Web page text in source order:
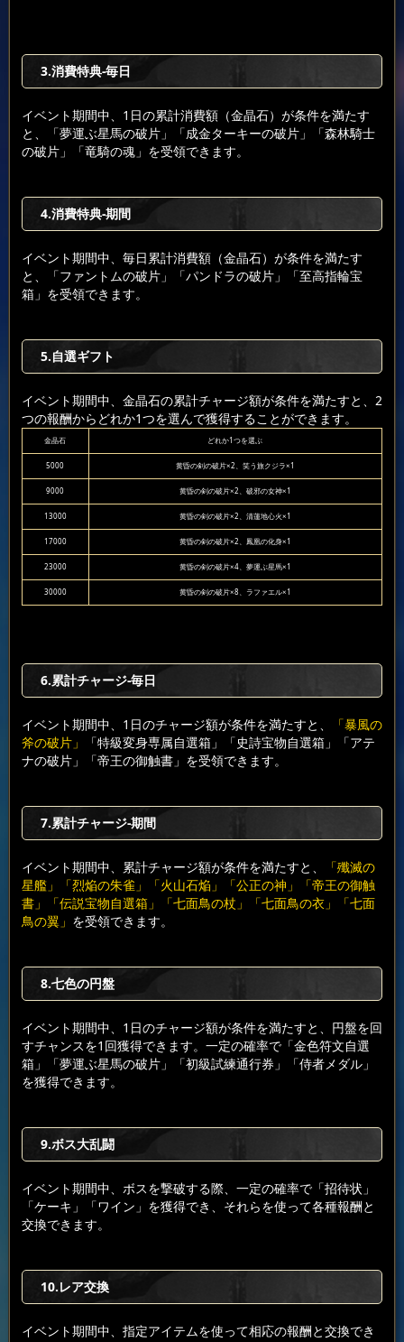
3.消費特典-毎日
イベント期間中、1日の累計消費額（金晶石）が条件を満たす
と、「夢運ぶ星馬の破片」「成金ターキーの破片」「森林騎士
の破片」「竜騎の魂」を受領できます。
4.消費特典-期間
イベント期間中、毎日累計消費額（金晶石）が条件を満たす
と、「ファントムの破片」「パンドラの破片」「至高指輪宝
箱」を受領できます。
5.自選ギフト
イベント期間中、金晶石の累計チャージ額が条件を満たすと、2
つの報酬からどれか1つを選んで獲得することができます。
金晶石 どれか1つを選ぶ
5000 黄昏の剣の破片×2、笑う旅クジラ×1
9000 黄昏の剣の破片×2、破邪の女神×1
13000 黄昏の剣の破片×2、清蓮地心火×1
17000 黄昏の剣の破片×2、鳳凰の化身×1
23000 黄昏の剣の破片×4、夢運ぶ星馬×1
30000 黄昏の剣の破片×8、ラファエル×1
6.累計チャージ-毎日
イベント期間中、1日のチャージ額が条件を満たすと、
「暴風の
斧の破片」
「特級変身専属自選箱」「史詩宝物自選箱」「アテ
ナの破片」「帝王の御触書」を受領できます。
7.累計チャージ-期間
イベント期間中、累計チャージ額が条件を満たすと、
「殲滅の
星艦」「烈焔の朱雀」「火山石焔」「公正の神」「帝王の御触
書」「伝説宝物自選箱」「七面鳥の杖」「七面鳥の衣」「七面
鳥の翼」 を受領できます。
8.七色の円盤
イベント期間中、1日のチャージ額が条件を満たすと、円盤を回
すチャンスを1回獲得できます。一定の確率で「金色符文自選
箱」「夢運ぶ星馬の破片」「初級試練通行券」「侍者メダル」
を獲得できます。
9.ボス大乱闘
イベント期間中、ボスを撃破する際、一定の確率で「招待状」
「ケーキ」「ワイン」を獲得でき、それらを使って各種報酬と
交換できます。
10.レア交換
イベント期間中、指定アイテムを使って相応の報酬と交換でき